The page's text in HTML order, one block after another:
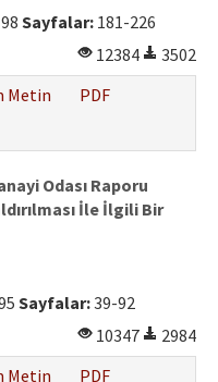
Sayfalar: 181-226
12384
3502
Metin
PDF
Odası Raporu
İle İlgili Bir
Sayfalar:39-92
10347
2984
Metin
PDF